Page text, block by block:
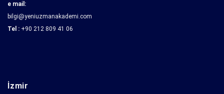
e mail:
bilgi@yeniuzmanakademi.com
Tel : +90 212 809 41 06
İzmir